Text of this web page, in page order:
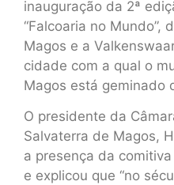
inauguração da 2ª
“Falcoaria no Mundo”,
Magos e a
cidade com a qual o
Magos está geminado
O presidente da
Salvaterra de Magos,
a presença da
e explicou que “no